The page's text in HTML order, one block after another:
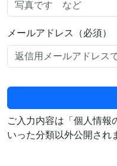
メールアドレス（必須）
ご入力内容は「個人情報
いった分類以外公開され